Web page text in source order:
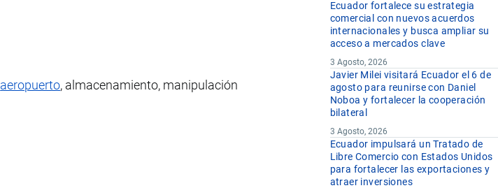
aeropuerto, almacenamiento, manipulación
Ecuador fortalece su estrategia
comercial con nuevos acuerdos
internacionales y busca ampliar su
acceso a mercados clave
3 Agosto, 2026
Javier Milei visitará Ecuador el 6 de
agosto para reunirse con Daniel
Noboa y fortalecer la cooperación
bilateral
3 Agosto, 2026
Ecuador impulsará un Tratado de
Libre Comercio con Estados Unidos
para fortalecer las exportaciones y
atraer inversiones